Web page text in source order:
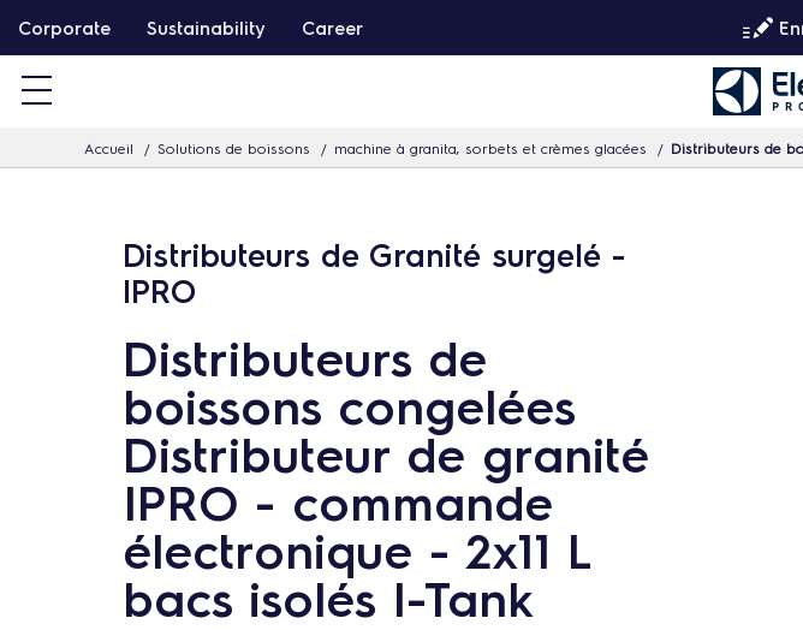
a
Corporate Sustainability Career
Accueil Solutions de boissons machine à granita, sorbets et crèmes glacées​ Distributeurs de
Distributeurs de Granité surgelé -
IPRO
Distributeurs de
boissons congelées
Distributeur de granité
IPRO - commande
électronique - 2x11 L
bacs isolés I-Tank